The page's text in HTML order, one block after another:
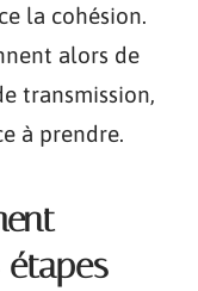
la cohésion.
alors de
transmission,
à prendre.